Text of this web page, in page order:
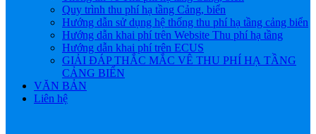
Quy trình thu phí hạ tầng Cảng, biển
Hướng dẫn sử dụng hệ thống thu phí hạ tầng cảng biển
Hướng dẫn khai phí trên Website Thu phí hạ tầng
Hướng dẫn khai phí trên ECUS
GIẢI ĐÁP THẮC MẮC VÊ THU PHÍ HẠ TẦNG
CẢNG BIỂN
VĂN BẢN
Liên hệ